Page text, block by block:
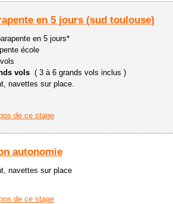
en 5 jours (sud toulouse)
en 5 jours*
école
vols ( 3 à 6 grands vols inclus )
navettes sur place.
de ce stage
autonomie
navettes sur place
de ce stage